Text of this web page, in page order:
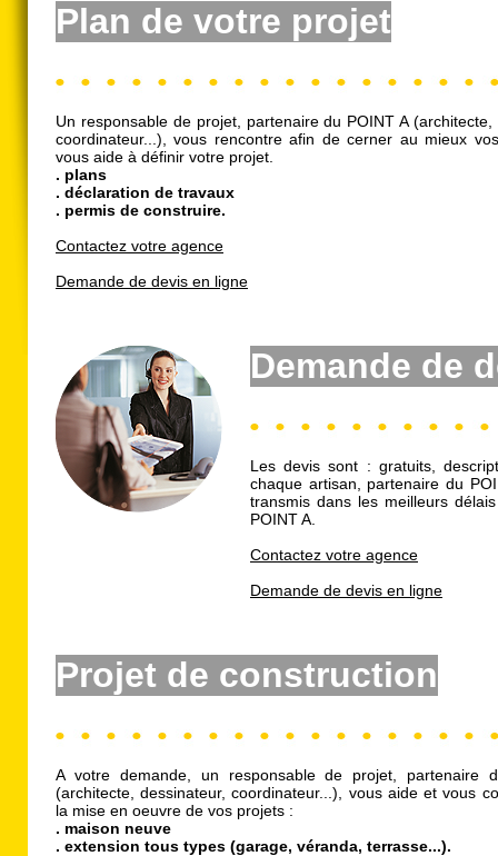
Plan de votre projet
Un responsable de projet, partenaire du POINT A (architecte,
coordinateur...), vous rencontre afin de cerner au mieux
vous aide à définir votre projet.
. plans
. déclaration de travaux
. permis de construire.
Contactez votre agence
Demande de devis en ligne
Demande de
Les devis sont : gratuits,
chaque artisan, partenaire du
transmis dans les meilleurs
POINT A.
Contactez votre agence
Demande de devis en ligne
Projet de construction
A votre demande, un responsable de projet, partenaire
(architecte, dessinateur, coordinateur...), vous aide et vous
la mise en oeuvre de vos projets :
. maison neuve
. extension tous types (garage, véranda, terrasse...).